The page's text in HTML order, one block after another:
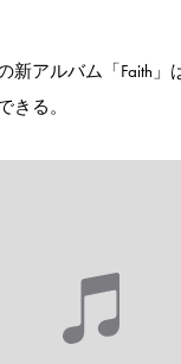
新アルバム「Faith」
きる。